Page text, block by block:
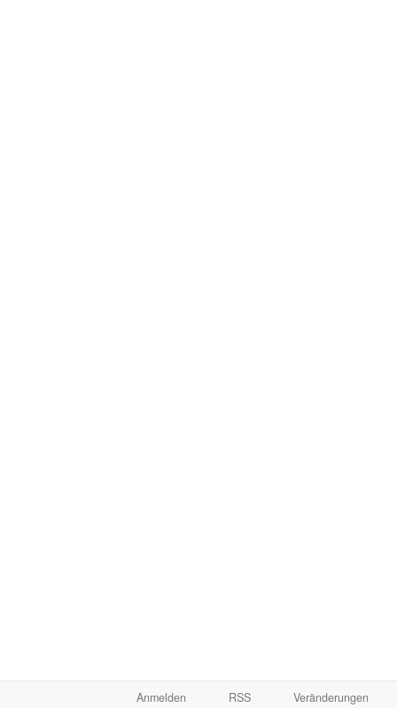
Anmelden RSS Veränderungen